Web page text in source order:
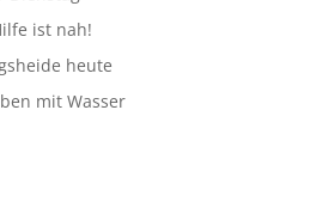
ist nah!
heute
mit Wasser